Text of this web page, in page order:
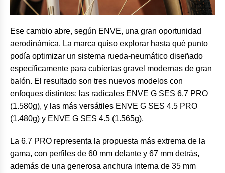
Ese cambio abre, según ENVE, una gran oportunidad
aerodinámica. La marca quiso explorar hasta qué punto
podía optimizar un sistema rueda-neumático diseñado
específicamente para cubiertas gravel modernas de gran
balón. El resultado son tres nuevos modelos con
enfoques distintos: las radicales ENVE G SES 6.7 PRO
(1.580g), y las más versátiles ENVE G SES 4.5 PRO
(1.480g) y ENVE G SES 4.5 (1.565g).
La 6.7 PRO representa la propuesta más extrema de la
gama, con perfiles de 60 mm delante y 67 mm detrás,
además de una generosa anchura interna de 35 mm